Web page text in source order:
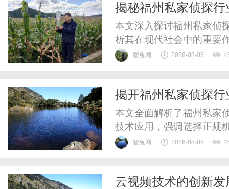
揭秘福州私家侦探
本文深入探讨福州私家侦
析其在现代社会中的重要
智兔网 2026-08-05
揭开福州私家侦探
析
本文全面解析了福州私家
技术应用，强调选择正规
求。智兔网 2026-08-05
云视频技术的创新